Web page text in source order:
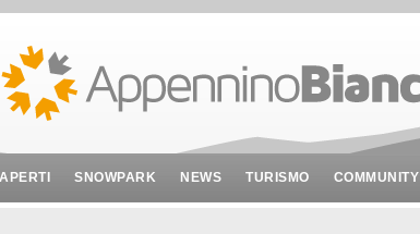
SNOWPARK NEWS TURISMO COMMUNITY